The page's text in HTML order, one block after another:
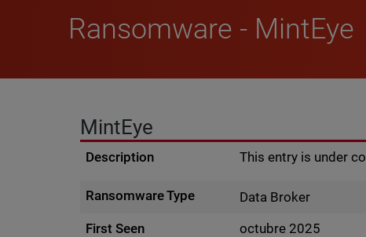
Ransomware - MintEye
MintEye
Description This entry is under
Ransomware Type
Data Broker
First Seen
octubre 2025